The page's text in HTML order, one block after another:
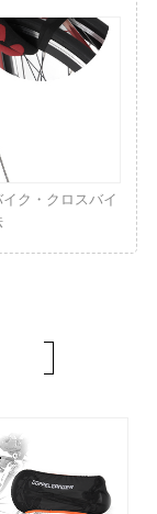
ク・クロスバイ